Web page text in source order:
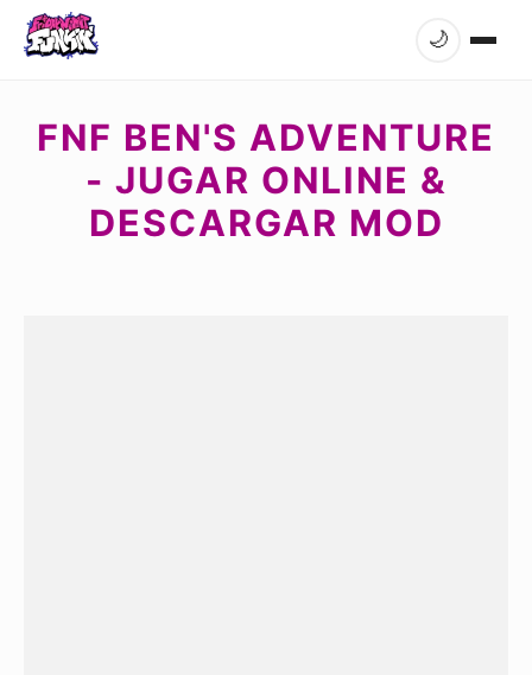
🌙
FNF BEN'S ADVENTURE
- JUGAR ONLINE &
DESCARGAR MOD